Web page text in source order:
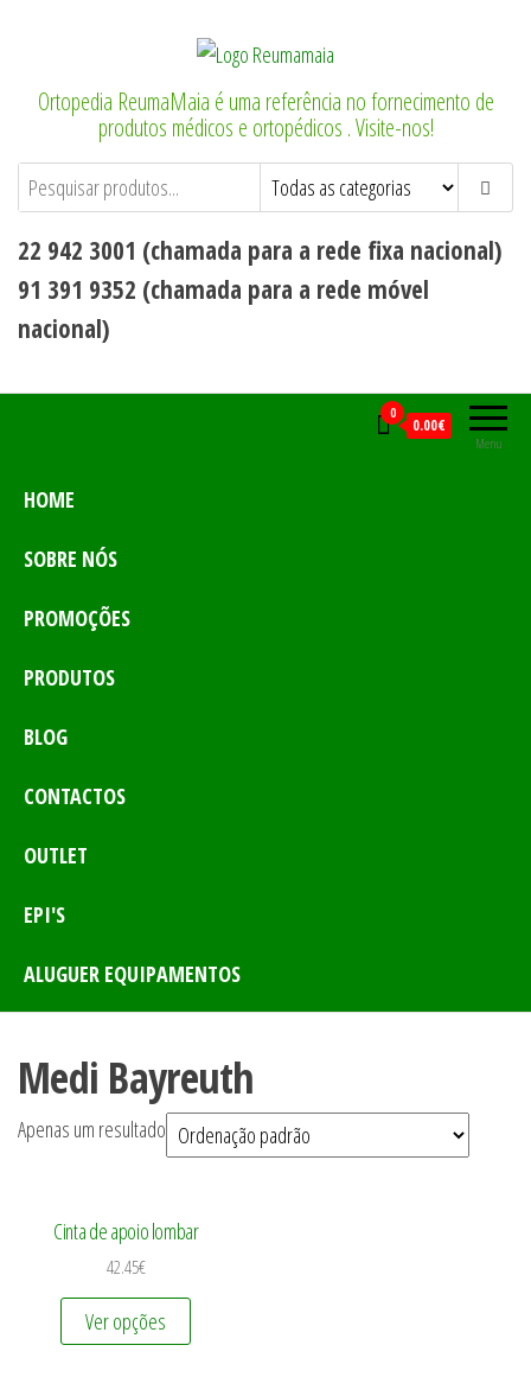
conteúdoOrtopedia ReumaMaia é uma referência no fornecimento de
produtos médicos e ortopédicos . Visite-nos!
22 942 3001 (chamada para a rede fixa nacional)
91 391 9352 (chamada para a rede móvel
nacional)
Menu
0
0.00€
HOME
SOBRE NÓS
PROMOÇÕES
PRODUTOS
BLOG
CONTACTOS
OUTLET
EPI'S
ALUGUER EQUIPAMENTOS
Medi Bayreuth
Apenas um resultado
Cinta de apoio lombar
42.45€
Ver opções